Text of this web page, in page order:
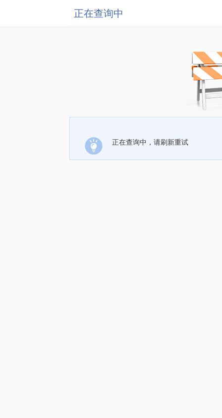
正在查询中
正在查询中，请刷新重试